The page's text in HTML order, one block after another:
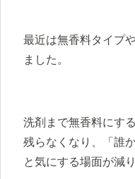
最近は無香料タイプ
ました。
洗剤まで無香料にす
残らなくなり、「誰
と気にする場面が減